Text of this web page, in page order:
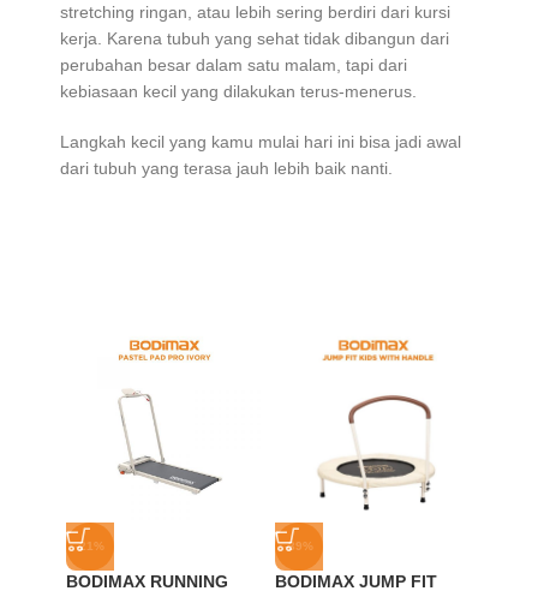
stretching ringan, atau lebih sering berdiri dari kursi
kerja. Karena tubuh yang sehat tidak dibangun dari
perubahan besar dalam satu malam, tapi dari
kebiasaan kecil yang dilakukan terus-menerus.
Langkah kecil yang kamu mulai hari ini bisa jadi awal
dari tubuh yang terasa jauh lebih baik nanti.
-21%
BODIMAX RUNNING
-39%
BODIMAX JUMP FIT